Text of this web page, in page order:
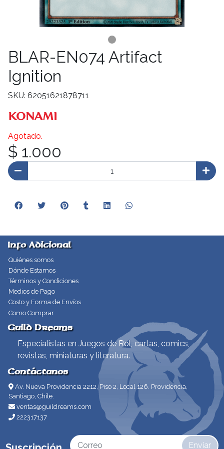
BLAR-EN074 Artifact
Ignition
SKU: 62051621878711
Agotado.
$ 1.000
Info Adicional
Quiénes somos
Dónde Estamos
Términos y Condiciones
Medios de Pago
Costo y Forma de Envíos
Como Comprar
Guild Dreams
Especialistas en Juegos de Rol, cartas, comics,
revistas, miniaturas y literatura.
Contáctanos
Av. Nueva Providencia 2212, Piso 2, Local 126. Providencia,
Santiago, Chile.
ventas@guildreams.com
222317137
Enviar